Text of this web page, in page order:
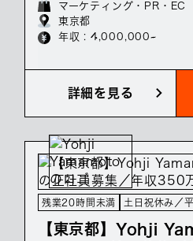
マーケティング・PR・EC
東京都
年収 : 4,000,000~
詳細を見る
残業20時間未満 土日祝休み／
【東京都】Yohji